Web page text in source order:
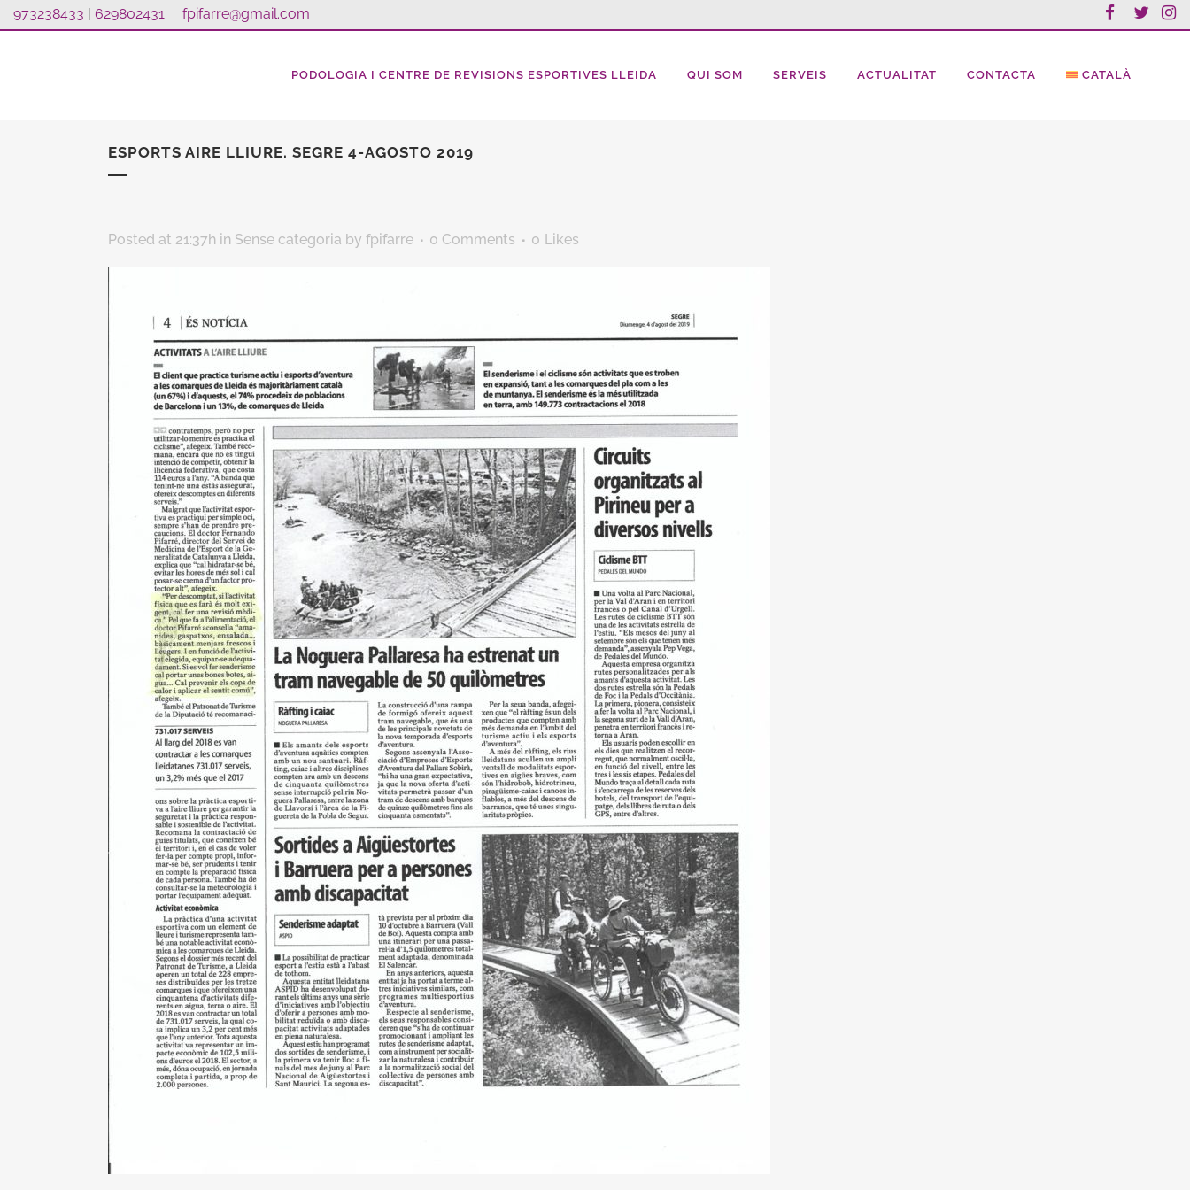
973238433 | 629802431 fpifarre@gmail.com
PODOLOGIA I CENTRE DE REVISIONS ESPORTIVES LLEIDA QUI SOM SERVEIS ACTUALITAT CONTACTA CATALÀ
ESPORTS AIRE LLIURE. SEGRE 4-AGOSTO 2019
Posted at 21:37h in Sense categoria by fpifarre 0 Comments 0 Likes